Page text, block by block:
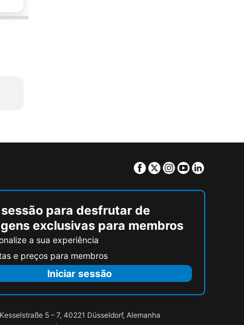
Facebook
TwitterInstagram
Youtube
para desfrutar de
exclusivas para membros
a sua experiência
e preços para membros
Iniciar sessão
5 – 7, 40221 Düsseldorf, Alemanha